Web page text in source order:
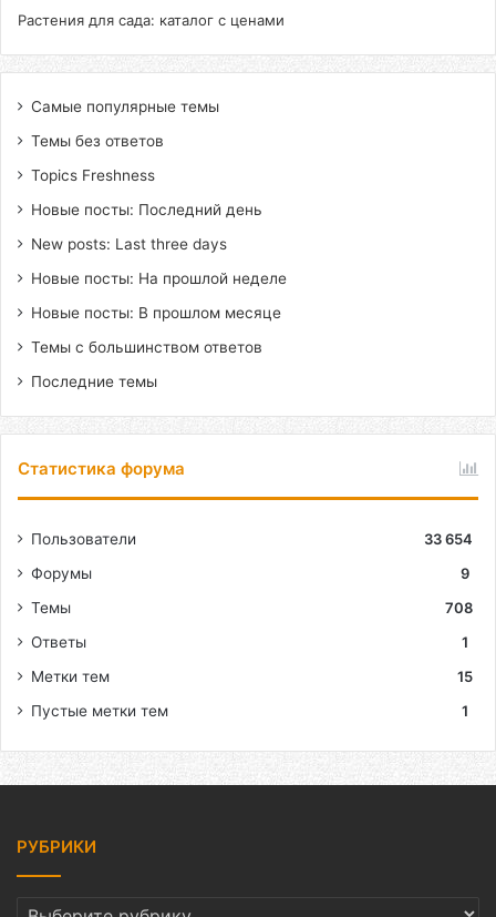
Растения для сада: каталог с ценами
Самые популярные темы
Темы без ответов
Topics Freshness
Новые посты: Последний день
New posts: Last three days
Новые посты: На прошлой неделе
Новые посты: В прошлом месяце
Темы с большинством ответов
Последние темы
Статистика форума
Пользователи
33 654
Форумы
9
Темы
708
Ответы
1
Метки тем
15
Пустые метки тем
1
РУБРИКИ
РУБРИКИ